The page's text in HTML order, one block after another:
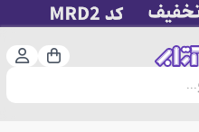
سبد